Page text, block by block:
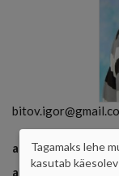
amet
õpetaja
ained
Tagamaks lehe
kasutab